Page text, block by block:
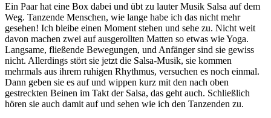
Ein Paar hat eine Box dabei und übt zu lauter Musik Salsa auf dem
Weg. Tanzende Menschen, wie lange habe ich das nicht mehr
gesehen! Ich bleibe einen Moment stehen und sehe zu. Nicht weit
davon machen zwei auf ausgerollten Matten so etwas wie Yoga.
Langsame, fließende Bewegungen, und Anfänger sind sie gewiss
nicht. Allerdings stört sie jetzt die Salsa-Musik, sie kommen
mehrmals aus ihrem ruhigen Rhythmus, versuchen es noch einmal.
Dann geben sie es auf und wippen kurz mit den nach oben
gestreckten Beinen im Takt der Salsa, das geht auch. Schließlich
hören sie auch damit auf und sehen wie ich den Tanzenden zu.